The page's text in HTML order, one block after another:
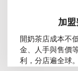
加
開奶茶店成本不
金、人手與售價
利，分店遍全球。